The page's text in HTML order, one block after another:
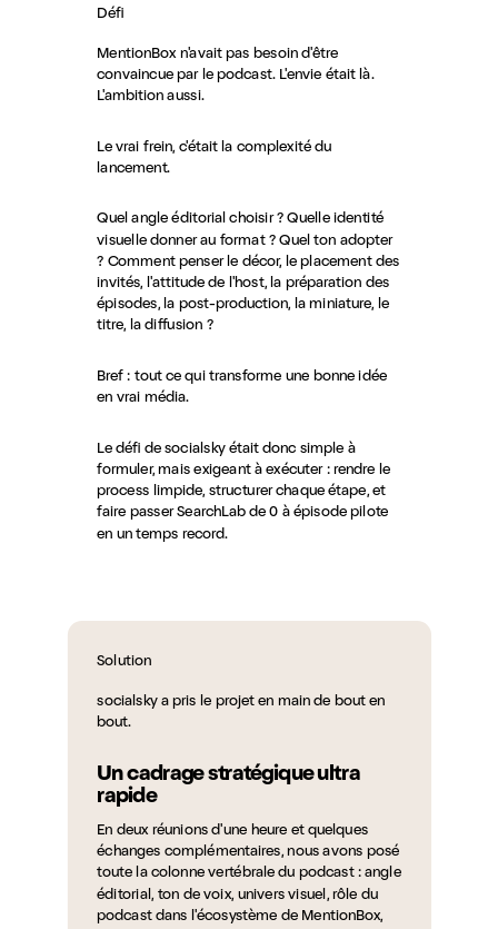
Défi
MentionBox n'avait pas besoin d'être
convaincue par le podcast. L'envie était là.
L'ambition aussi.
Le vrai frein, c'était la complexité du
lancement.
Quel angle éditorial choisir ? Quelle identité
visuelle donner au format ? Quel ton adopter
? Comment penser le décor, le placement des
invités, l'attitude de l'host, la préparation des
épisodes, la post-production, la miniature, le
titre, la diffusion ?
Bref : tout ce qui transforme une bonne idée
en vrai média.
Le défi de socialsky était donc simple à
formuler, mais exigeant à exécuter : rendre le
process limpide, structurer chaque étape, et
faire passer SearchLab de 0 à épisode pilote
en un temps record.
Solution
socialsky a pris le projet en main de bout en
bout.
Un cadrage stratégique ultra
rapide
En deux réunions d'une heure et quelques
échanges complémentaires, nous avons posé
toute la colonne vertébrale du podcast : angle
éditorial, ton de voix, univers visuel, rôle du
podcast dans l'écosystème de MentionBox,